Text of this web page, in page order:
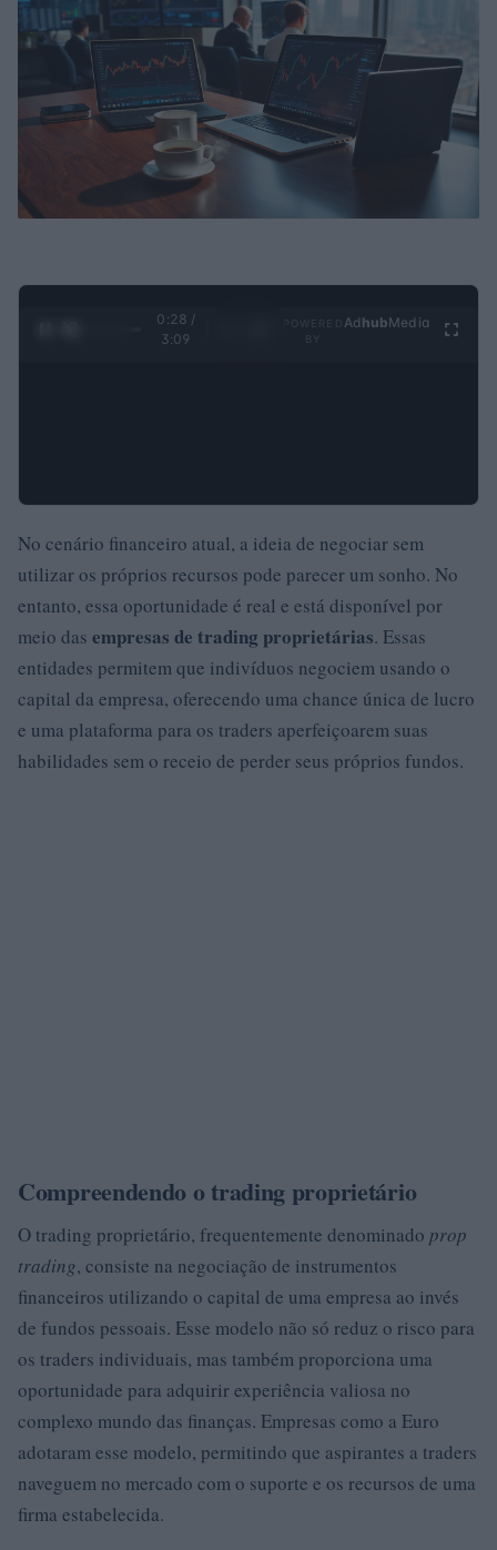
0:29 /
3:09
Ad hubMedia
No cenário financeiro atual, a ideia de negociar sem
utilizar os próprios recursos pode parecer um sonho. No
entanto, essa oportunidade é real e está disponível por
meio das empresas de trading proprietárias. Essas
entidades permitem que indivíduos negociem usando o
capital da empresa, oferecendo uma chance única de lucro
e uma plataforma para os traders aperfeiçoarem suas
habilidades sem o receio de perder seus próprios fundos.
Compreendendo o trading proprietário
O trading proprietário, frequentemente denominado prop
trading, consiste na negociação de instrumentos
financeiros utilizando o capital de uma empresa ao invés
de fundos pessoais. Esse modelo não só reduz o risco para
os traders individuais, mas também proporciona uma
oportunidade para adquirir experiência valiosa no
complexo mundo das finanças. Empresas como a Euro
adotaram esse modelo, permitindo que aspirantes a traders
naveguem no mercado com o suporte e os recursos de uma
firma estabelecida.